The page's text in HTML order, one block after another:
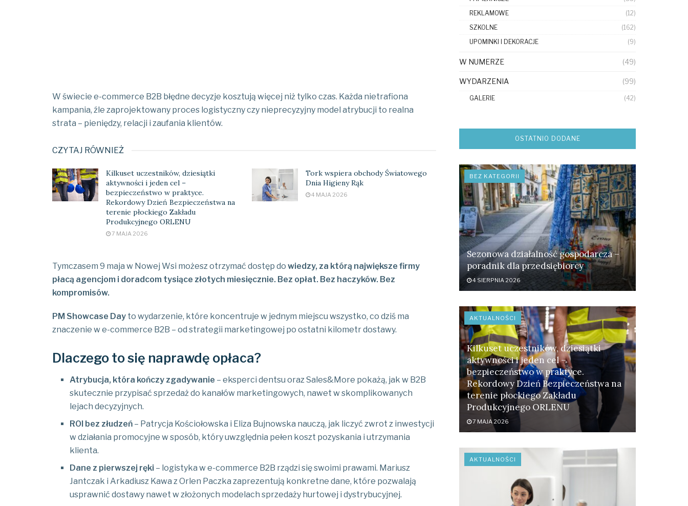
W świecie e-commerce B2B błędne decyzje kosztują więcej niż tylko czas. Każda nietrafiona
kampania, źle zaprojektowany proces logistyczny czy nieprecyzyjny model atrybucji to realna
strata – pieniędzy, relacji i zaufania klientów.
CZYTAJ RÓWNIEŻ
Kilkuset uczestników, dziesiątki
aktywności i jeden cel –
bezpieczeństwo w praktyce.
Rekordowy Dzień Bezpieczeństwa na
terenie płockiego Zakładu
Produkcyjnego ORLENU
7 MAJA 2026
Tork wspiera obchody Światowego
Dnia Higieny Rąk
4 MAJA 2026
Tymczasem 9 maja w Nowej Wsi możesz otrzymać dostęp do wiedzy, za którą największe firmy
płacą agencjom i doradcom tysiące złotych miesięcznie. Bez opłat. Bez haczyków. Bez
kompromisów.
PM Showcase Day to wydarzenie, które koncentruje w jednym miejscu wszystko, co dziś ma
znaczenie w e-commerce B2B – od strategii marketingowej po ostatni kilometr dostawy.
Dlaczego to się naprawdę opłaca?
Atrybucja, która kończy zgadywanie – eksperci dentsu oraz Sales&More pokażą, jak w B2B
skutecznie przypisać sprzedaż do kanałów marketingowych, nawet w skomplikowanych
lejach decyzyjnych.
ROI bez złudzeń – Patrycja Kościołowska i Eliza Bujnowska nauczą, jak liczyć zwrot z inwestycji
w działania promocyjne w sposób, który uwzględnia pełen koszt pozyskania i utrzymania
klienta.
Dane z pierwszej ręki – logistyka w e-commerce B2B rządzi się swoimi prawami. Mariusz
Jantczak i Arkadiusz Kawa z Orlen Paczka zaprezentują konkretne dane, które pozwalają
usprawnić dostawy nawet w złożonych modelach sprzedaży hurtowej i dystrybucyjnej.
REKLAMOWE
(12)
SZKOLNE
(162)
UPOMINKI I DEKORACJE
(9)
W NUMERZE (49)
WYDARZENIA (99)
GALERIE (42)
OSTATNIO DODANE
BEZ KATEGORII
Sezonowa działalność gospodarcza –
poradnik dla przedsiębiorcy
4 SIERPNIA 2026
AKTUALNOŚCI
Kilkuset uczestników, dziesiątki
aktywności i jeden cel –
bezpieczeństwo w praktyce.
Rekordowy Dzień Bezpieczeństwa na
terenie płockiego Zakładu
Produkcyjnego ORLENU
7 MAJA 2026
AKTUALNOŚCI